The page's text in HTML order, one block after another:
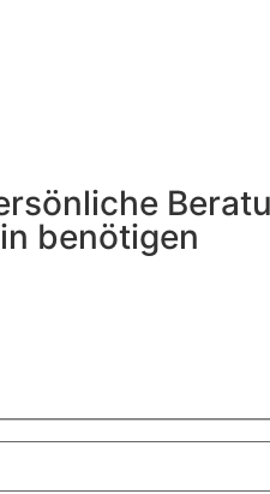
benötigen